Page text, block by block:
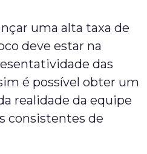
uma alta taxa de
deve estar na
das
é possível obter um
realidade da equipe
consistentes de